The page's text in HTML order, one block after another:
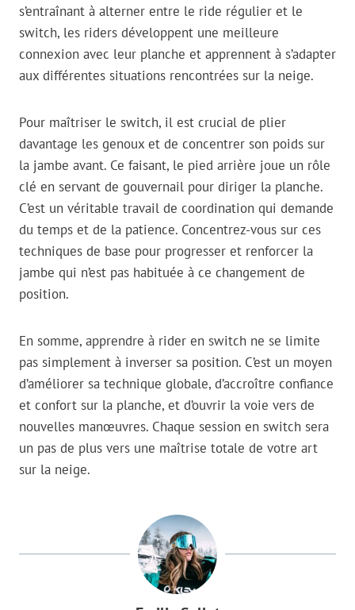
s’entraînant à alterner entre le ride régulier et le
switch, les riders développent une meilleure
connexion avec leur planche et apprennent à s’adapter
aux différentes situations rencontrées sur la neige.
Pour maîtriser le switch, il est crucial de plier
davantage les genoux et de concentrer son poids sur
la jambe avant. Ce faisant, le pied arrière joue un rôle
clé en servant de gouvernail pour diriger la planche.
C’est un véritable travail de coordination qui demande
du temps et de la patience. Concentrez-vous sur ces
techniques de base pour progresser et renforcer la
jambe qui n’est pas habituée à ce changement de
position.
En somme, apprendre à rider en switch ne se limite
pas simplement à inverser sa position. C’est un moyen
d’améliorer sa technique globale, d’accroître confiance
et confort sur la planche, et d’ouvrir la voie vers de
nouvelles manœuvres. Chaque session en switch sera
un pas de plus vers une maîtrise totale de votre art
sur la neige.